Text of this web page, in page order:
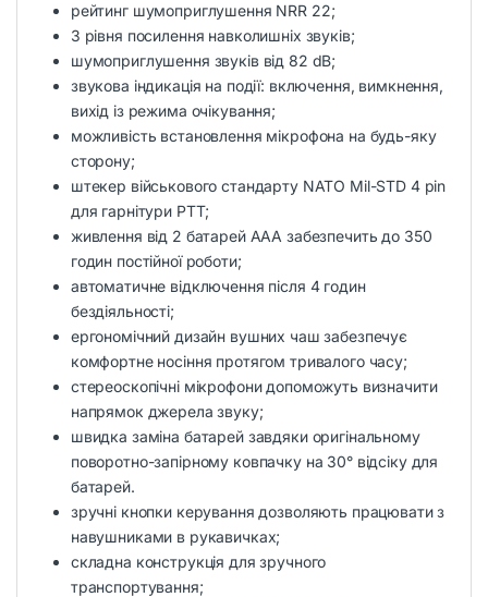
рейтинг шумоприглушення NRR 22;
3 рівня посилення навколишніх звуків;
шумоприглушення звуків від 82 dB;
звукова індикація на події: включення, вимкнення,
вихід із режима очікування;
можливість встановлення мікрофона на будь-яку
сторону;
штекер військового стандарту NATO Mil-STD 4 pin
для гарнітури РТТ;
живлення від 2 батарей ААА забезпечить до 350
годин постійної роботи;
автоматичне відключення після 4 годин
бездіяльності;
ергономічний дизайн вушних чаш забезпечує
комфортне носіння протягом тривалого часу;
стереоскопічні мікрофони допоможуть визначити
напрямок джерела звуку;
швидка заміна батарей завдяки оригінальному
поворотно-запірному ковпачку на 30° відсіку для
батарей.
зручні кнопки керування дозволяють працювати з
навушниками в рукавичках;
складна конструкція для зручного
транспортування;